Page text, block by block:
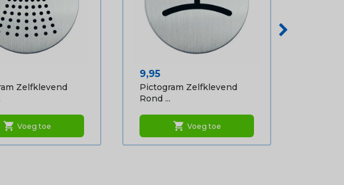
Zelfklevend
shopping_cart Voeg toe
Prijs
9,95
Pictogram Zelfklevend
Rond ...
shopping_cart Voeg toe